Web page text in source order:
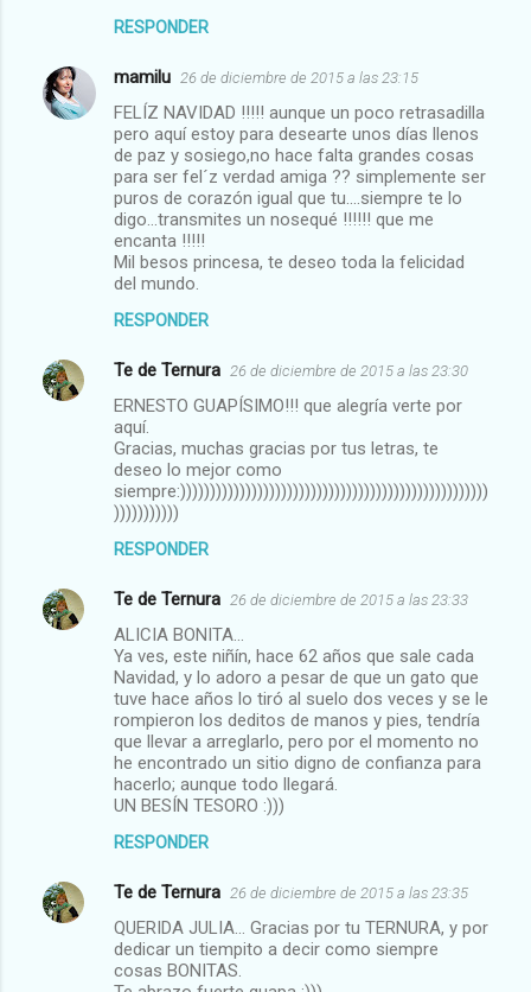
RESPONDER
mamilu 26 de diciembre de 2015 a las 23:15
FELÍZ NAVIDAD !!!!! aunque un poco retrasadilla
pero aquí estoy para desearte unos días llenos
de paz y sosiego,no hace falta grandes cosas
para ser fel´z verdad amiga ?? simplemente ser
puros de corazón igual que tu....siempre te lo
digo...transmites un nosequé !!!!!! que me
encanta !!!!!
Mil besos princesa, te deseo toda la felicidad
del mundo.
RESPONDER
Te de Ternura 26 de diciembre de 2015 a las 23:30
ERNESTO GUAPÍSIMO!!! que alegría verte por
aquí.
Gracias, muchas gracias por tus letras, te
deseo lo mejor como
siempre:))))))))))))))))))))))))))))))))))))))))))))))))))))
)))))))))))
RESPONDER
Te de Ternura 26 de diciembre de 2015 a las 23:33
ALICIA BONITA...
Ya ves, este niñín, hace 62 años que sale cada
Navidad, y lo adoro a pesar de que un gato que
tuve hace años lo tiró al suelo dos veces y se le
rompieron los deditos de manos y pies, tendría
que llevar a arreglarlo, pero por el momento no
he encontrado un sitio digno de confianza para
hacerlo; aunque todo llegará.
UN BESÍN TESORO :)))
RESPONDER
Te de Ternura 26 de diciembre de 2015 a las 23:35
QUERIDA JULIA... Gracias por tu TERNURA, y por
dedicar un tiempito a decir como siempre
cosas BONITAS.